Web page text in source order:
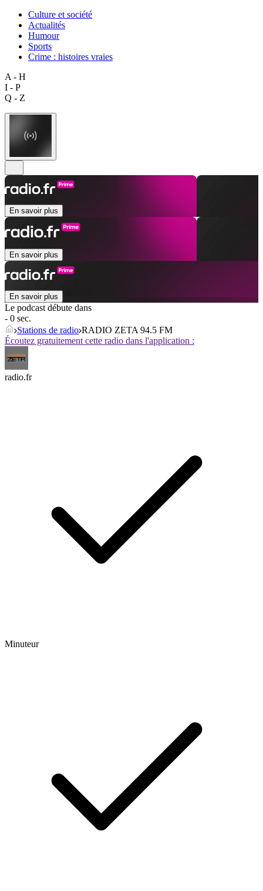
Culture et société
Actualités
Humour
Sports
Crime : histoires vraies
A - H
I - P
Q - Z
En savoir plus
En savoir plus
En savoir plus
Le podcast débute dans
- 0 sec.
Stations de radio RADIO ZETA 94.5 FM
Écoutez gratuitement cette radio dans l'application :
radio.fr
Minuteur